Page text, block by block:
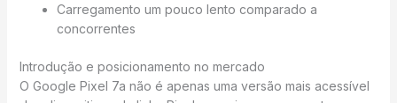
Carregamento um pouco lento comparado a
concorrentes
Introdução e posicionamento no mercado
O Google Pixel 7a não é apenas uma versão mais acessível